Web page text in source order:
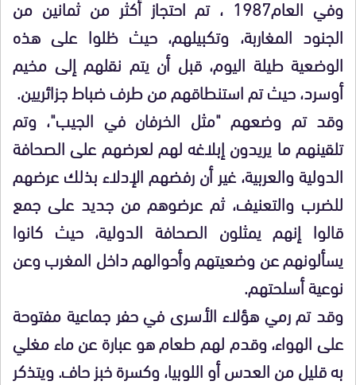
وفي العام1987 ، تم احتجاز أكثر من ثمانين من
الجنود المغاربة، وتكبيلهم، حيث ظلوا على هذه
الوضعية طيلة اليوم، قبل أن يتم نقلهم إلى مخيم
أوسرد، حيث تم استنطاقهم من طرف ضباط جزائريين.
وقد تم وضعهم "مثل الخرفان في الجيب"، وتم
تلقينهم ما يريدون إبلاغه لهم لعرضهم على الصحافة
الدولية والعربية، غير أن رفضهم الإدلاء بذلك عرضهم
للضرب والتعنيف، ثم عرضوهم من جديد على جمع
قالوا إنهم يمثلون الصحافة الدولية، حيث كانوا
يسألونهم عن وضعيتهم وأحوالهم داخل المغرب وعن
نوعية أسلحتهم.
وقد تم رمي هؤلاء الأسرى في حفر جماعية مفتوحة
على الهواء، وقدم لهم طعام هو عبارة عن ماء مغلي
به قليل من العدس أو اللوبيا، وكسرة خبز حاف. ويتذكر